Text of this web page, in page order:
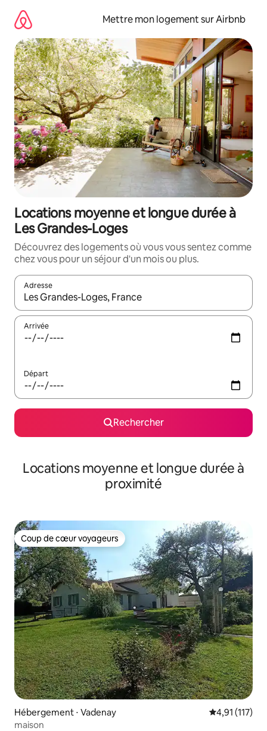
directement
contenu
Mettre mon logement sur Airbnb
Locations moyenne et longue durée à
Les Grandes-Loges
Découvrez des logements où vous vous sentez comme
chez vous pour un séjour d'un mois ou plus.
Adresse
Lorsque les résultats s'affichent, utilisez les flèches vers le
Arrivée
Départ
Rechercher
Locations moyenne et longue durée à
proximité
Coup de cœur voyageurs
Coup de cœur voyageurs
Hébergement ⋅ Vadenay Évaluation
4,91 (117)
maison